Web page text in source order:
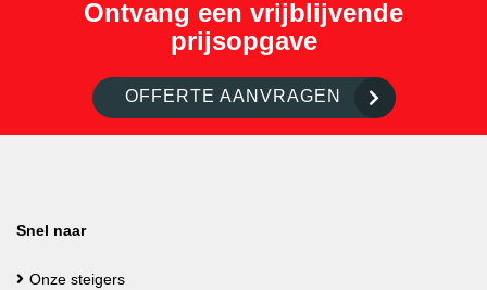
Ontvang een vrijblijvende
prijsopgave
OFFERTE AANVRAGEN
Snel naar
Onze steigers